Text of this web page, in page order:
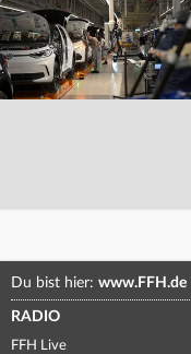
Du bist hier: www.FFH.de
RADIO
FFH Live